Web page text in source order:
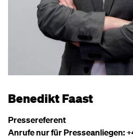
⁨Benedikt Faast⁩
Pressereferent
Anrufe nur für Presseanliegen: